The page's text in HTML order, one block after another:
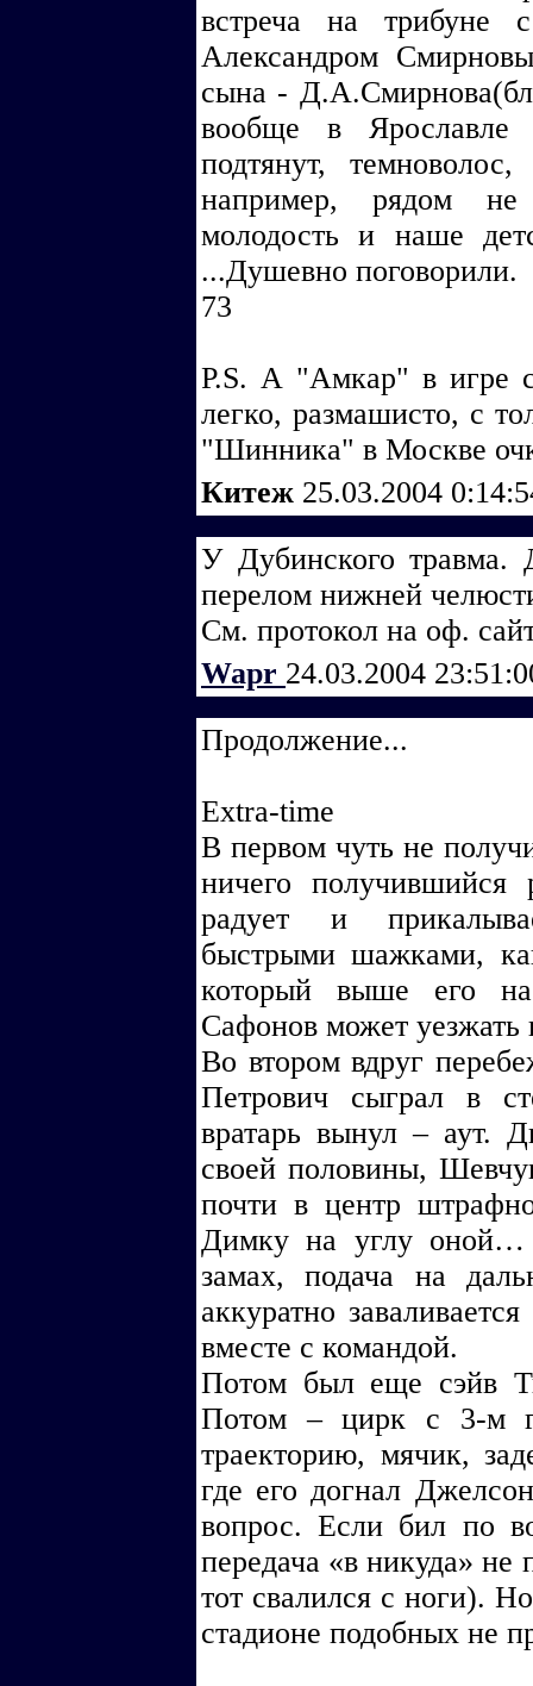
встреча на трибуне
Александром
сына -
вообще в Ярославле
подтянут,
например, рядом
молодость и наше
...Душевно поговорили.
73
P.S. А "Амкар" в игре
легко, размашисто, с
"Шинника" в Москве
Китеж 25.03.2004
У Дубинского травма.
перелом нижней
См. протокол на оф.
Wapr 24.03.2004
Продолжение...
Extra-time
В первом чуть не
ничего получившийся
радует и
быстрыми шажками,
который выше его
Сафонов может
Во втором вдруг
Петрович сыграл в
вратарь вынул – аут.
своей половины,
почти в центр
Димку на углу оной…
замах, подача на
аккуратно
вместе с командой.
Потом был еще сэйв
Потом – цирк с 3-м
траекторию, мячик,
где его догнал
вопрос. Если бил по
передача «в никуда»
тот свалился с ноги).
стадионе подобных не